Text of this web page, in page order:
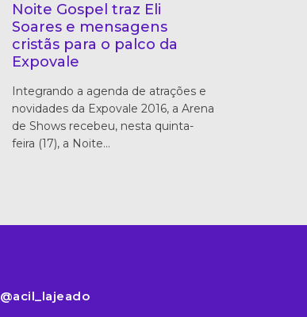
Noite Gospel traz Eli
Soares e mensagens
cristãs para o palco da
Expovale
Integrando a agenda de atrações e
novidades da Expovale 2016, a Arena
de Shows recebeu, nesta quinta-
feira (17), a Noite…
@acil_lajeado